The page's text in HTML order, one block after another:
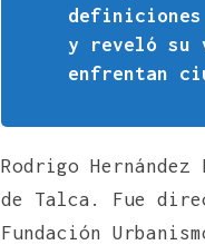
y reveló su
enfrentan
Rodrigo
de Talca. Fue
Fundación